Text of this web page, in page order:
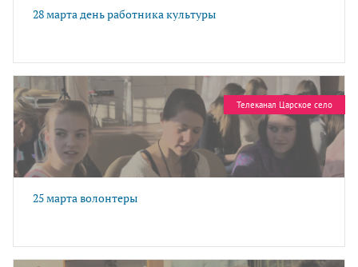
28 марта день работника культуры
Телеканал Царское село
25 марта волонтеры